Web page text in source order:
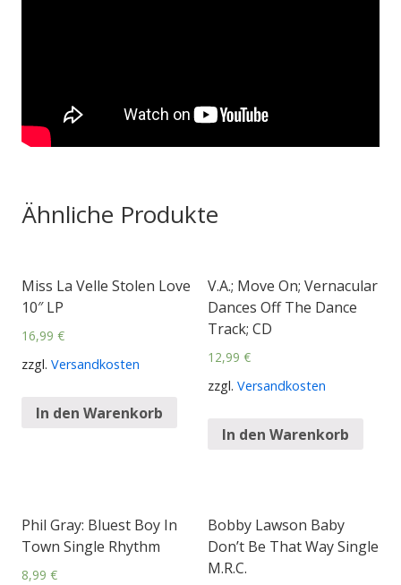
Ähnliche Produkte
Miss La Velle Stolen Love
10″ LP
16,99 €
zzgl. Versandkosten
In den Warenkorb
V.A.; Move On; Vernacular
Dances Off The Dance
Track; CD
12,99 €
zzgl. Versandkosten
In den Warenkorb
Phil Gray: Bluest Boy In
Town Single Rhythm
8,99 €
Bobby Lawson Baby
Don’t Be That Way Single
M.R.C.